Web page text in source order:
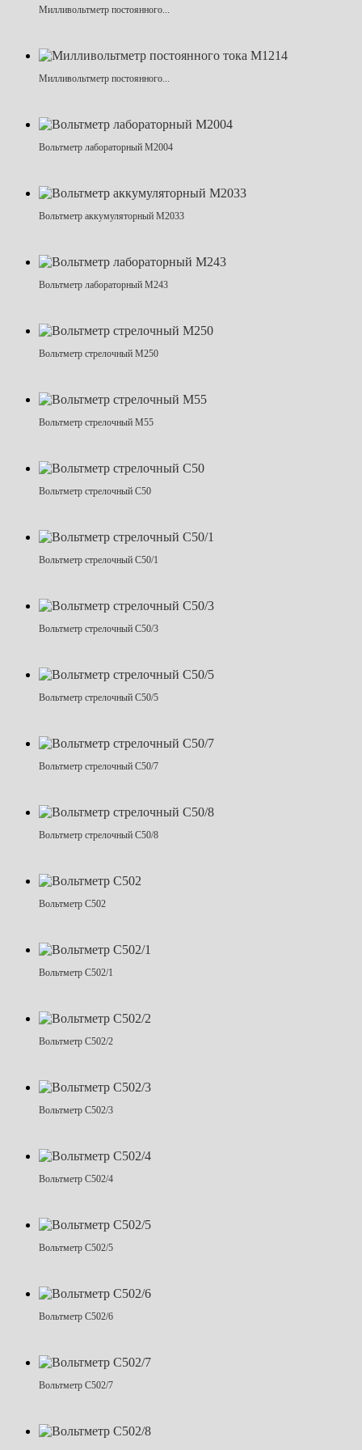
Милливольтметр постоянного...
Милливольтметр постоянного...
Вольтметр лабораторный М2004
Вольтметр аккумуляторный М2033
Вольтметр лабораторный М243
Вольтметр стрелочный М250
Вольтметр стрелочный М55
Вольтметр стрелочный С50
Вольтметр стрелочный С50/1
Вольтметр стрелочный С50/3
Вольтметр стрелочный С50/5
Вольтметр стрелочный С50/7
Вольтметр стрелочный С50/8
Вольтметр С502
Вольтметр С502/1
Вольтметр С502/2
Вольтметр С502/3
Вольтметр С502/4
Вольтметр С502/5
Вольтметр С502/6
Вольтметр С502/7